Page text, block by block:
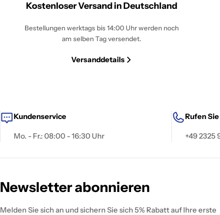
Kostenloser Versand in Deutschland
Bestellungen werktags bis 14:00 Uhr werden noch
am selben Tag versendet.
Versanddetails
Kundenservice
Mo. - Fr.: 08:00 - 16:30 Uhr
Rufen
+49 2325
Newsletter abonnieren
Melden Sie sich an und sichern Sie sich 5% Rabatt auf Ihre erste